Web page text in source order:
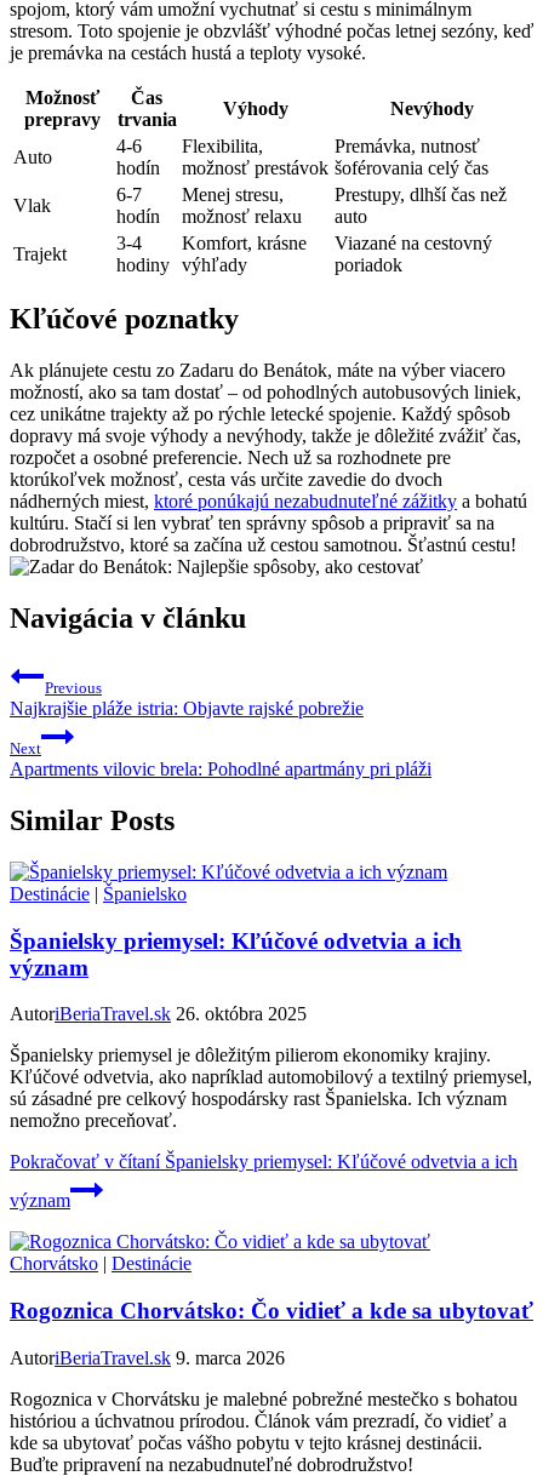
spojom, ktorý vám umožní ⁣vychutnať si ‌cestu⁣ s‌ minimálnym
stresom. Toto⁣ spojenie je obzvlášť výhodné počas​ letnej sezóny, keď
je premávka na cestách⁤ hustá a teploty vysoké.
Možnosť
‌prepravy
Čas
trvania
Výhody Nevýhody
Auto
4-6
hodín
Flexibilita,
možnosť prestávok
Premávka, nutnosť
šoférovania celý čas
Vlak
6-7
hodín
Menej stresu,
‍možnosť relaxu
Prestupy, ‌dlhší čas než
auto
Trajekt
3-4
hodiny
Komfort, krásne
výhľady
Viazané na cestovný
poriadok
Kľúčové poznatky
Ak plánujete cestu ⁢zo Zadaru do Benátok, máte ‌na výber viacero
⁢možností, ako sa tam dostať – od ⁢pohodlných autobusových liniek,
cez unikátne ‌trajekty až po rýchle letecké spojenie. Každý spôsob
⁣dopravy má svoje⁢ výhody a nevýhody, takže je dôležité zvážiť ⁢čas,
rozpočet a osobné preferencie. ‍Nech už sa rozhodnete pre
ktorúkoľvek možnosť, cesta vás‌ určite zavedie ‌do dvoch
nádherných‌ miest, ktoré ponúkajú nezabudnuteľné zážitky a bohatú
kultúru. ⁣Stačí⁢ si len vybrať ten správny ⁣spôsob ​a pripraviť sa⁣ na
dobrodružstvo, ktoré sa​ začína už cestou samotnou. Šťastnú cestu!
Navigácia v článku
Previous
Najkrajšie pláže istria: Objavte rajské pobrežie
Next
Apartments vilovic brela: Pohodlné apartmány pri pláži
Similar Posts
Destinácie | Španielsko
Španielsky priemysel: Kľúčové odvetvia a ich
význam
AutoriBeriaTravel.sk 26. októbra 2025
Španielsky priemysel je dôležitým pilierom ekonomiky krajiny.
Kľúčové odvetvia, ako napríklad automobilový a textilný priemysel,
sú zásadné pre celkový hospodársky rast Španielska. Ich význam
nemožno preceňovať.
Pokračovať v čítaníŠpanielsky priemysel: Kľúčové odvetvia a ich
význam
Chorvátsko | Destinácie
Rogoznica Chorvátsko: Čo vidieť a kde sa ubytovať
AutoriBeriaTravel.sk 9. marca 2026
Rogoznica v Chorvátsku je malebné pobrežné mestečko s bohatou
históriou a úchvatnou prírodou. Článok vám prezradí, čo vidieť a
kde sa ubytovať počas vášho pobytu v tejto krásnej destinácii.
Buďte pripravení na nezabudnuteľné dobrodružstvo!